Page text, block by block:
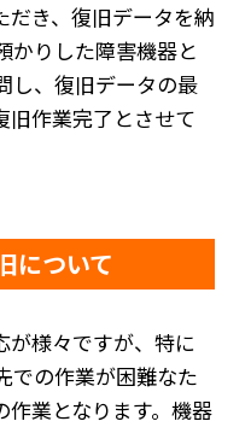
だき、復旧データを納
かりした障害機器と
し、復旧データの最
旧作業完了とさせて
について
が様々ですが、特に
での作業が困難なた
作業となります。機器